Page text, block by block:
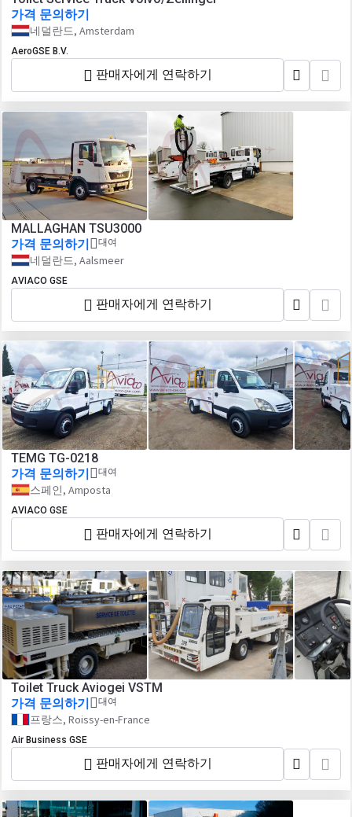
가격 문의하기
네덜란드, Amsterdam
AeroGSE B.V.
판매자에게 연락하기
MALLAGHAN TSU3000
가격 문의하기
대여
네덜란드, Aalsmeer
AVIACO GSE
판매자에게 연락하기
TEMG TG-0218
가격 문의하기
대여
스페인, Amposta
AVIACO GSE
판매자에게 연락하기
Toilet Truck Aviogei VSTM
가격 문의하기
대여
프랑스, Roissy-en-France
Air Business GSE
판매자에게 연락하기